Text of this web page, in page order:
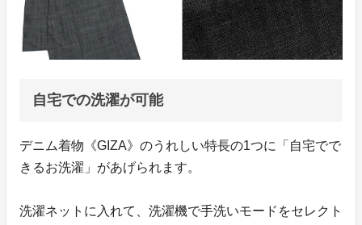
自宅での洗濯が可能
デニム着物《GIZA》のうれしい特長の1つに「自宅でで
きるお洗濯」があげられます。
洗濯ネットに入れて、洗濯機で手洗いモードをセレクト